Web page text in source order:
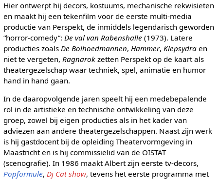
Hier ontwerpt hij decors, kostuums, mechanische rekwisieten
en maakt hij een tekenfilm voor de eerste multi-media
productie van Perspekt, de inmiddels legendarisch geworden
“horror-comedy”: De val van Rabenshalle (1973). Latere
producties zoals De Bolhoedmannen, Hammer, Klepsydraen
niet te vergeten, Ragnarokzetten Perspekt op de kaart als
theatergezelschap waar techniek, spel, animatie en humor
hand in hand gaan.
In de daaropvolgende jaren speelt hij een medebepalende
rol in de artistieke en technische ontwikkeling van deze
groep, zowel bij eigen producties als in het kader van
adviezen aan andere theatergezelschappen. Naast zijn werk
is hij gastdocent bij de opleiding Theatervormgeving in
Maastricht en is hij commissielid van de OISTAT
(scenografie). In 1986 maakt Albert zijn eerste tv-decors,
Popformule, Dj Cat show, tevens het eerste programma met